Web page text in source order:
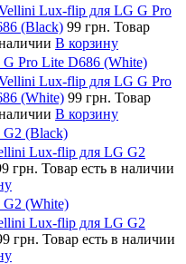
Lux-flip для LG G Pro
(Black) 99 грн. Товар
В корзину
Pro Lite D686 (White)
Lux-flip для LG G Pro
(White) 99 грн. Товар
В корзину
(Black)
Lux-flip для LG G2
грн. Товар есть в наличии
(White)
Lux-flip для LG G2
грн. Товар есть в наличии